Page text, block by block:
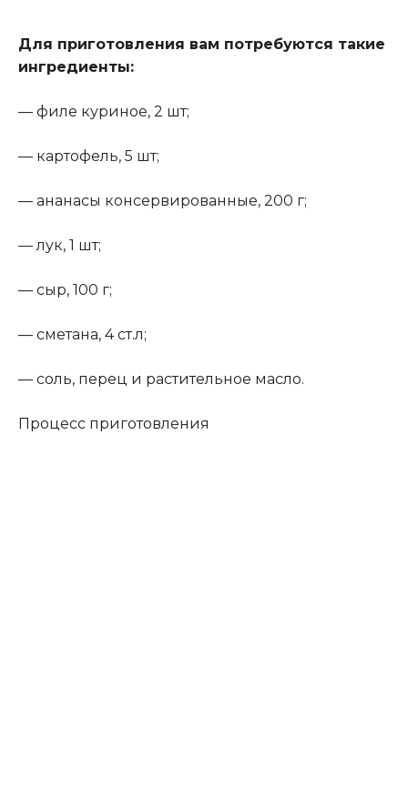
Для приготовления вам потребуются такие
ингредиенты:
— филе куриное, 2 шт;
— картофель, 5 шт;
— ананасы консервированные, 200 г;
— лук, 1 шт;
— сыр, 100 г;
— сметана, 4 ст.л;
— соль, перец и растительное масло.
Процесс приготовления